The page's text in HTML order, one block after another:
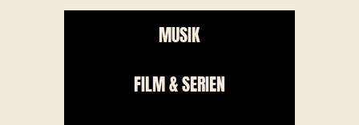
MUSIK
FILM & SERIEN